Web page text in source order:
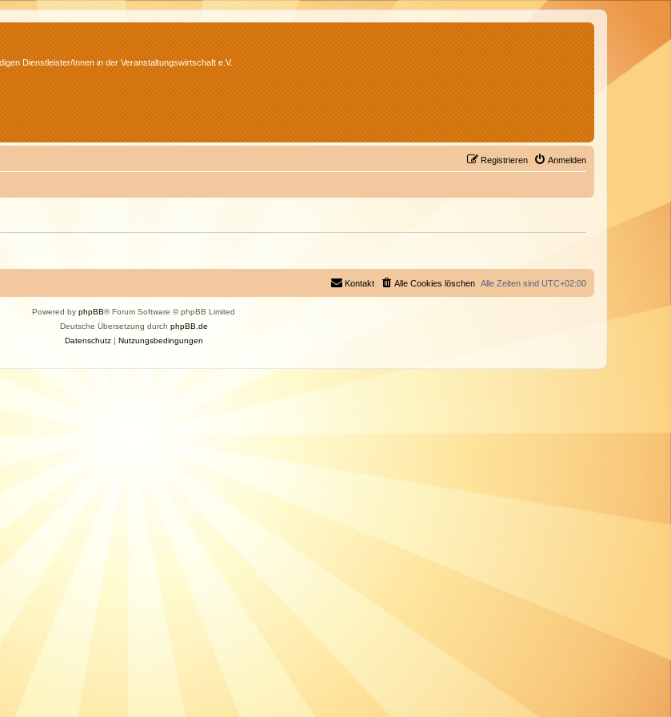
Dienstleister/Innen in der Veranstaltungswirtschaft e.V.
Anmelden
Registrieren
Alle Zeiten sind UTC+02:00
Alle Cookies löschen
Kontakt
Powered by phpBB® Forum Software © phpBB Limited
Deutsche Übersetzung durch phpBB.de
Datenschutz| Nutzungsbedingungen